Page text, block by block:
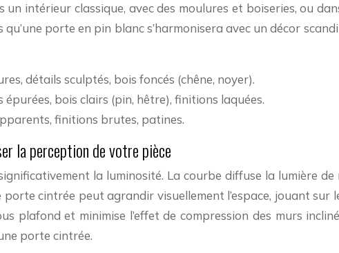
un intérieur classique, avec des moulures et boiseries, ou
porte en pin blanc s’harmonisera avec un décor
détails sculptés, bois foncés (chêne, noyer).
épurées, bois clairs (pin, hêtre), finitions laquées.
finitions brutes, patines.
la perception de votre pièce
la luminosité. La courbe diffuse la lumière
cintrée peut agrandir visuellement l’espace, jouant
plafond et minimise l’effet de compression des murs
porte cintrée.